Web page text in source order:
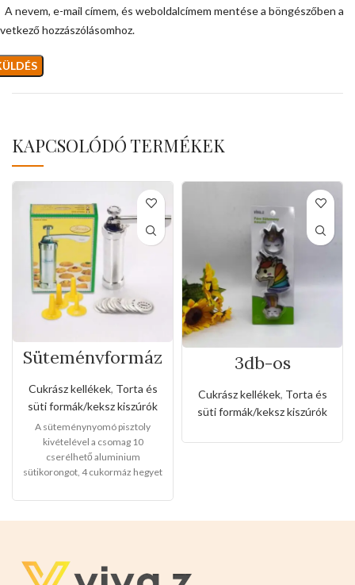
A nevem, e-mail címem, és weboldalcímem mentése a böngészőben a
hozzászólásomhoz.
KAPCSOLÓDÓ TERMÉKEK
Süteményformáz
ó készlet
Cukrász kellékek, Torta és
süti formák/keksz kiszúrók
A süteménynyomó pisztoly
kivételével a csomag 10
cserélhető aluminium
sütikorongot, 4 cukormáz hegyet
használatra, hanem kenyér és
kiegészítőkkel tartós,
biztonságos és könnyen
3db-os
kiszúró készlet
unikornis és
szivárvány
Cukrász kellékek, Torta és
süti formák/keksz kiszúrók